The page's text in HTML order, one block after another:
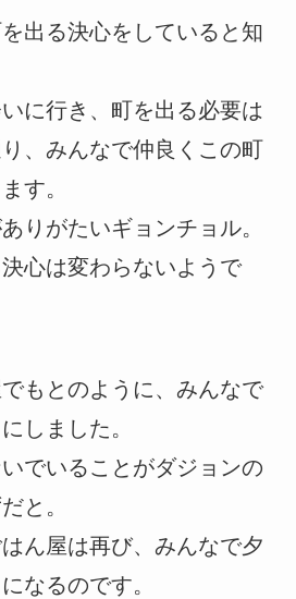
出る決心をしていると知
に行き、町を出る必要は
、みんなで仲良くこの町
す。
りがたいギョンチョル。
心は変わらないようで
もとのように、みんなで
しました。
でいることがダジョンの
と。
ん屋は再び、みんなで夕
なるのです。